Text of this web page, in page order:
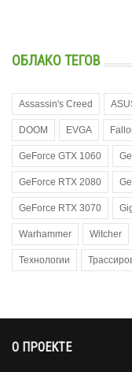
ОБЛАКО ТЕГОВ
Assassin's Creed
DOOM EVGA
GeForce GTX 1060
GeForce RTX 2080
GeForce RTX 3070
Warhammer Witcher
Технологии
О ПРОЕКТЕ